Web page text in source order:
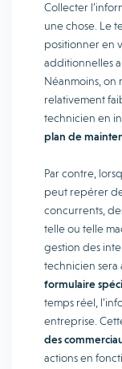
Collecter
une chose. Le
positionner en
additionnelles
Néanmoins, on
relativement
technicien en
plan de
Par contre,
peut repérer
concurrents,
telle ou telle
gestion des
technicien sera
formulaire
temps réel,
entreprise.
des
actions en